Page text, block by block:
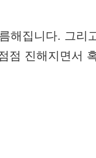
해집니다. 그
점 진해지면서